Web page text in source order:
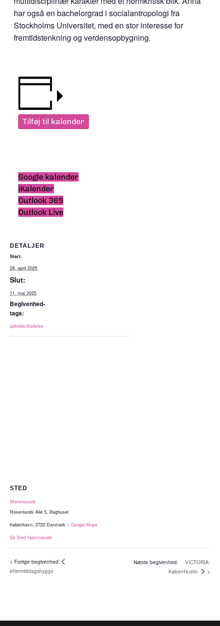
har også en bachelorgrad i socialantropologi fra
Stockholms Universitet, med en stor interesse for
fremtidstenkning og verdensopbygning.
Tilføj til kalender
Google kalender
iKalender
Outlook 365
Outlook Live
DETALJER
Start:
28. april 2025
Slut:
11. maj 2025
Begivenhed-
tags:
opholdstilladelse
STED
Warehouse9
Rosenlunds Allé 5, Baghuset
København, 2720 Danmark + Google Maps
Se Sted hjemmeside
eftermiddagshygge
VICTORIA:
KøbenHustin